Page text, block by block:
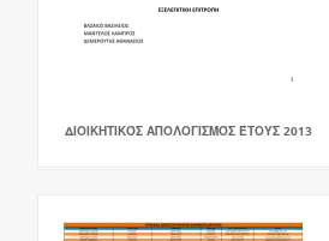
ΔΙΟΙΚΗΤΙΚΌΣ ΑΠΟΛΟΓΙΣΜΌΣ ΈΤΟΥΣ 2013